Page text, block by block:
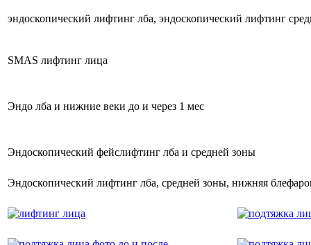
эндоскопический лифтинг лба, эндоскопический лифтинг
SMAS лифтинг лица
Эндо лба и нижние веки до и через 1 мес
Эндоскопический фейслифтинг лба и средней зоны
Эндоскопический лифтинг лба, средней зоны, нижняя